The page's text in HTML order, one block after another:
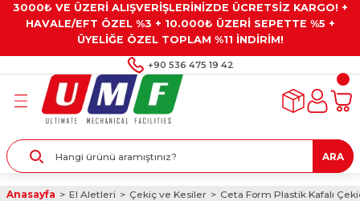
3000₺ VE ÜZERİ ALIŞVERİŞLERİNİZDE ÜCRETSİZ KARGO! +
HAVALE/EFT ÖZEL %3 + 10.000₺ ÜZERİ SEPETTE %5 +
ÜYELİĞE ÖZEL TOPLAM %11 İNDİRİM!
+90 536 475 19 42
Geri Dön
Geri Dön
Geri Dön
Gresler
Geri Dön
ve Alet Setleri
Geri Dön
Taşları ve
ARA
Anasayfa El Aletleri Çekiç ve Kesiler Ceta Form Plastik Kafalı